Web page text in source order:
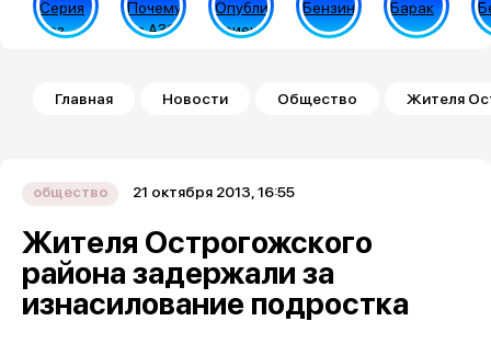
Строка навигации
Главная Новости Общество Жителя
общество 21 октября 2013, 16:55
Жителя Острогожского
района задержали за
изнасилование подростка